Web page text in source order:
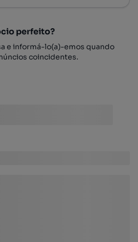
perfeito?
e informá-lo(a)-emos quando
coincidentes.